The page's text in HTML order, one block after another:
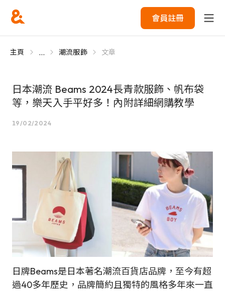
會員註冊
主頁 ... 潮流服飾 文章
日本潮流 Beams 2024長青款服飾、帆布袋
等，樂天入手平好多！內附詳細網購教學
19/02/2024
日牌Beams是日本著名潮流百貨店品牌，至今有超
過40多年歷史，品牌簡約且獨特的風格多年來一直